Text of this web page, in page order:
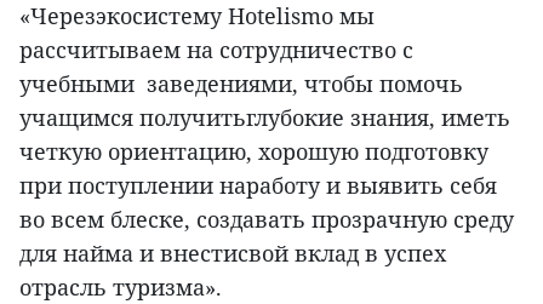
«Черезэкосистему Hotelismo мы
рассчитываем на сотрудничество с
учебными заведениями, чтобы помочь
учащимся получитьглубокие знания, иметь
четкую ориентацию, хорошую подготовку
при поступлении наработу и выявить себя
во всем блеске, создавать прозрачную среду
для найма и внестисвой вклад в успех
отрасль туризма».